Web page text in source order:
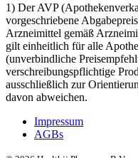
1) Der AVP
vorgeschriebene
Arzneimittel gemäß
gilt einheitlich für alle
(unverbindliche
verschreibungspflichtige
ausschließlich zur
davon abweichen.
Impressum
AGBs